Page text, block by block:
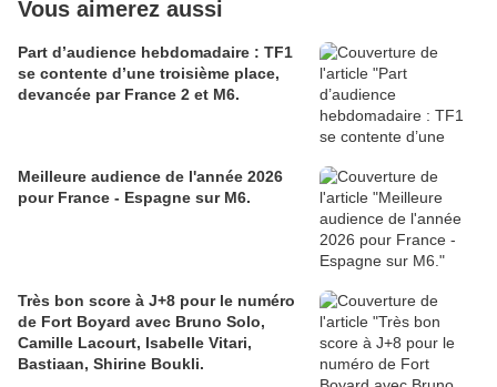
Vous aimerez aussi
Part d’audience hebdomadaire : TF1
se contente d’une troisième place,
devancée par France 2 et M6.
Meilleure audience de l'année 2026
pour France - Espagne sur M6.
Très bon score à J+8 pour le numéro
de Fort Boyard avec Bruno Solo,
Camille Lacourt, Isabelle Vitari,
Bastiaan, Shirine Boukli.